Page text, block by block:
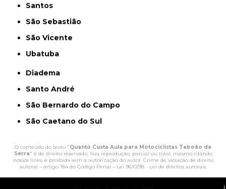
Santos
São Sebastião
São Vicente
Ubatuba
Diadema
Santo André
São Bernardo do Campo
São Caetano do Sul
O conteúdo do texto "Quanto Custa Aula para Motociclistas Taboão da
Serra" é de direito reservado. Sua reprodução, parcial ou total, mesmo citando
nossos links, é proibida sem a autorização do autor. Crime de violação de direito
autoral – artigo 184 do Código Penal – Lei 9610/98 - Lei de direitos autorais.